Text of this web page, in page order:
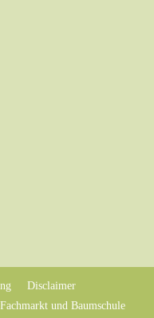
Disclaimer
und Baumschule